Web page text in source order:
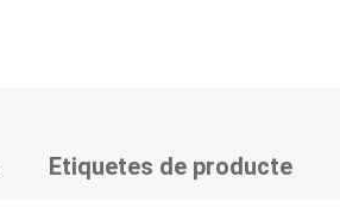
Etiquetes de producte